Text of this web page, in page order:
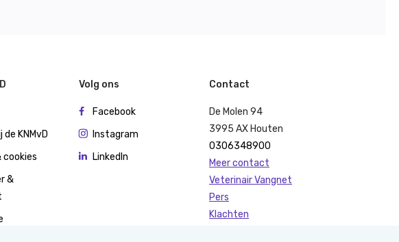
de KNMvD
cookies
&
Volg ons
Facebook
Instagram
LinkedIn
Contact
De Molen 94
3995 AX Houten
0306348900
Meer contact
Veterinair Vangnet
Pers
Klachten